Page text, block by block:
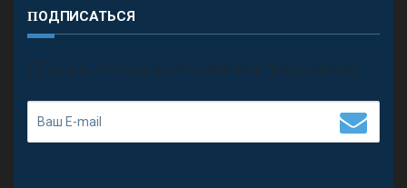
ПОДПИСАТЬСЯ
П олучить последние обновления и предложения.